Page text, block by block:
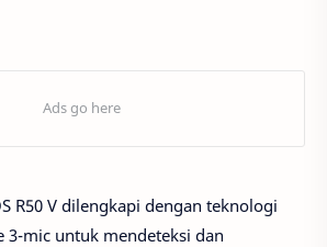
R50 V dilengkapi dengan teknologi
3-mic untuk mendeteksi dan